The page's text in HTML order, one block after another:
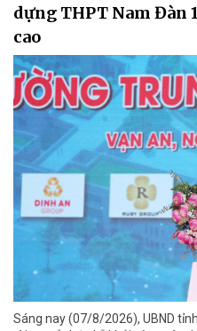
dựng THPT Nam Đàn
cao
Sáng nay (07/8/2026), UBND